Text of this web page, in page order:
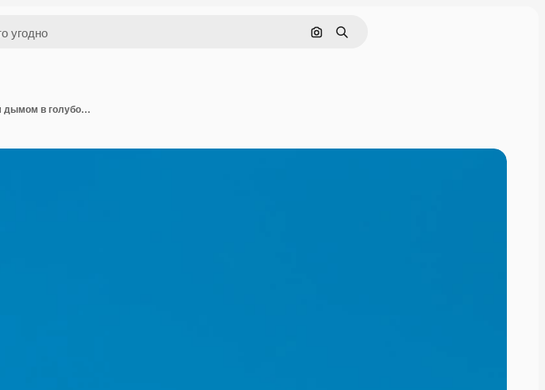
Поиск по изображению
Поиск
Прохладное авиашоу с летающими самолетами и белым дымом в голубом небе